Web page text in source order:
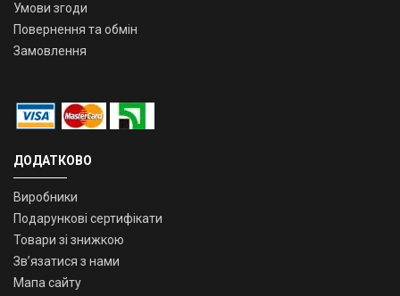
Умови згоди
Повернення та обмін
Замовлення
ДОДАТКОВО
Виробники
Подарункові сертифікати
Товари зі знижкою
Зв’язатися з нами
Мапа сайту